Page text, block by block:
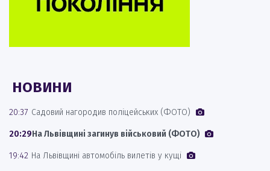
НОВИНИ
20:37 Садовий нагородив поліцейських (ФОТО)
20:29На Львівщині загинув військовий (ФОТО)
19:42 На Львівщині автомобіль вилетів у кущі